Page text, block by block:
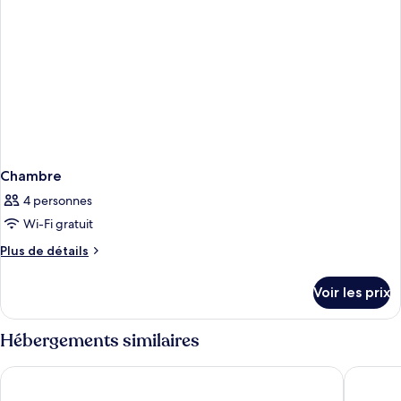
Chambre
4 personnes
Wi-Fi gratuit
Plus de détails
Plus
le
type
de
chambre
Chambre
Voir les prix
Hébergements similaires
Newgrange Hotel